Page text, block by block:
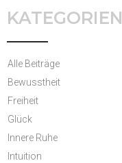
KATEGORIEN
Alle Beiträge
Bewusstheit
Freiheit
Glück
Innere Ruhe
Intuition